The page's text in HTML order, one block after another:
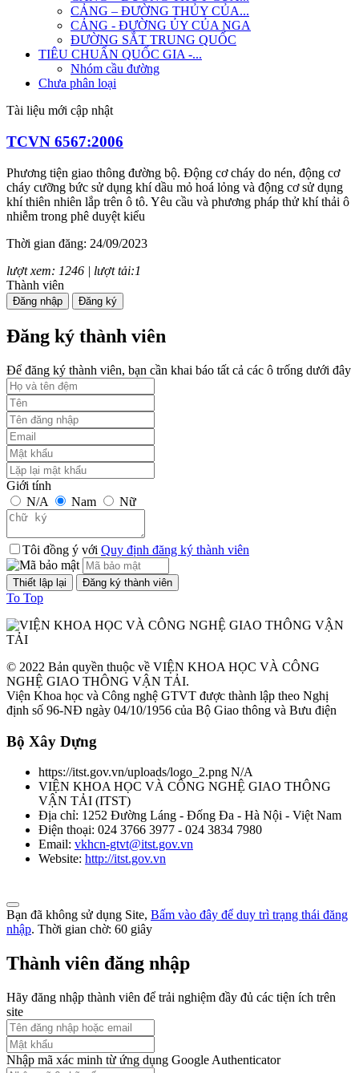
CẢNG – ĐƯỜNG THỦY CỦA...
CẢNG - ĐƯỜNG ỦY CỦA NGA
ĐƯỜNG SẮT TRUNG QUỐC
TIÊU CHUẨN QUỐC GIA -...
Nhóm cầu đường
Chưa phân loại
Tài liệu mới cập nhật
TCVN 6567:2006
Phương tiện giao thông đường bộ. Động cơ cháy do nén, động cơ
cháy cưỡng bức sử dụng khí dầu mỏ hoá lỏng và động cơ sử dụng
khí thiên nhiên lắp trên ô tô. Yêu cầu và phương pháp thử khí thải ô
nhiễm trong phê duyệt kiểu
Thời gian đăng: 24/09/2023
lượt xem: 1246 | lượt tải:1
TCVN 7880:2008
Phương tiện giao thông đường bộ. Tiếng ồn phát ra từ ô tô. Yêu cầu
và phương pháp thử trong phê duyệt kiểu
Thời gian đăng: 24/09/2023
lượt xem: 1247 | lượt tải:1
TCVN 6723:2000
Phương tiện giao thông đường bộ. Ô tô khách cỡ nhỏ. Yêu cầu về
cấu tạo trong công nhận kiểu.
Thời gian đăng: 08/08/2026
TCVN 6724:20001
Phương tiện giao thông đường bộ. Ô tô khách cỡ lớn. Yêu cầu về
cấu tạo chung trong công nhận kiểu
Thời gian đăng: 08/08/2026
lượt xem: 1144 | lượt tải:0
TCVN 6565:2006
động cơ cháy do nén. Yêu cầu và phương pháp thử trong phê duyệt
kiểu
Thời gian đăng: 08/08/2026
lượt xem: 1043 | lượt tải:0
TCVN 5418-91
Thời gian đăng: 08/08/2026
lượt xem: 1060 | lượt tải:0
TCVN 6566:1999
Phương tiện giao thông đường bộ. ô tô lắp động cơ cháy do nén.
Phương pháp đo khí thải gây ô nhiễm trong thử công nhận kiểu
Thời gian đăng: 08/08/2026
Thành viên
Đăng nhập Đăng ký
Đăng ký thành viên
Để đăng ký thành viên, bạn cần khai báo tất cả các ô trống dưới đây
Giới tính
N/A
Nam Nữ
Tôi đồng ý với Quy định đăng ký thành viên
To Top
© 2022 Bản quyền thuộc về VIỆN KHOA HỌC VÀ CÔNG
NGHỆ GIAO THÔNG VẬN TẢI.
Viện Khoa học và Công nghệ GTVT được thành lập theo Nghị
định số 96-NĐ ngày 04/10/1956 của Bộ Giao thông và Bưu điện
Bộ Xây Dựng
https://itst.gov.vn/uploads/logo_2.png N/A
VIỆN KHOA HỌC VÀ CÔNG NGHỆ GIAO THÔNG
VẬN TẢI (ITST)
Địa chỉ: 1252 Đường Láng - Đống Đa - Hà Nội - Việt Nam
Điện thoại: 024 3766 3977 - 024 3834 7980
Email: vkhcn-gtvt@itst.gov.vn
Website: http://itst.gov.vn
Bạn đã không sử dụng Site, Bấm vào đây để duy trì trạng thái đăng
nhập. Thời gian chờ: 60 giây
Thành viên đăng nhập
Hãy đăng nhập thành viên để trải nghiệm đầy đủ các tiện ích trên
site
Nhập mã xác minh từ ứng dụng Google Authenticator